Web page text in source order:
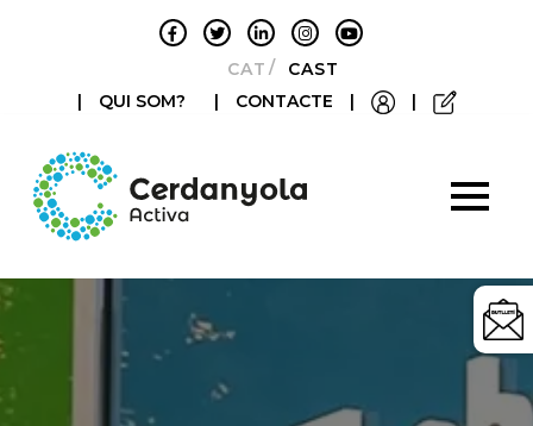
CATALÀCASTELLANO
|
QUI SOM? | CONTACTE | |